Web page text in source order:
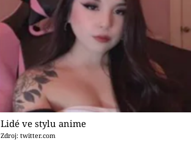
Lidé ve stylu anime
Zdroj: twitter.com